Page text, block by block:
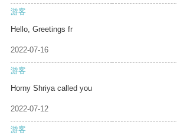
游客
Hello, Greetings fr
2022-07-16
游客
Horny Shriya called you
2022-07-12
游客